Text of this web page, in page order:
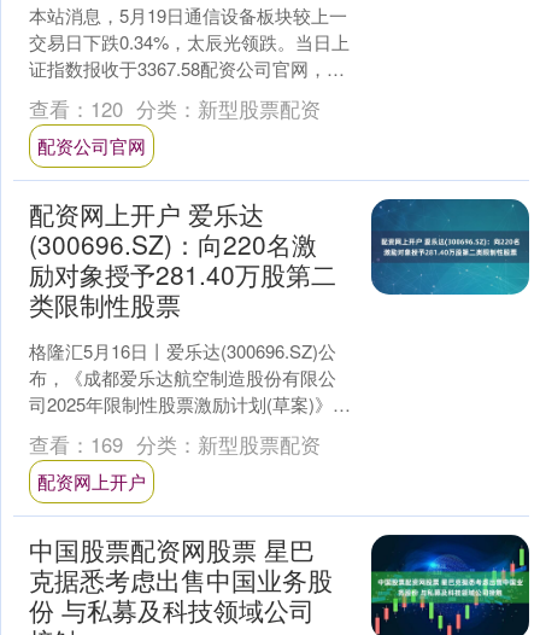
本站消息，5月19日通信设备板块较上一
交易日下跌0.34%，太辰光领跌。当日上
证指数报收于3367.58配资公司官网，上
涨0.0%。深证成指报收于10171.0....
查看： 120 分类： 新型股票配资
配资公司官网
配资网上开户 爱乐达
(300696.SZ)：向220名激
励对象授予281.40万股第二
类限制性股票
格隆汇5月16日丨爱乐达(300696.SZ)公
布，《成都爱乐达航空制造股份有限公
司2025年限制性股票激励计划(草案)》规
定的限制性股票首次授予条件已成就，
同....
查看： 169 分类： 新型股票配资
配资网上开户
中国股票配资网股票 星巴
克据悉考虑出售中国业务股
份 与私募及科技领域公司